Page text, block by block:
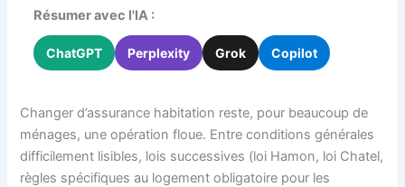
Résumer avec l'IA :
ChatGPT Perplexity Grok Copilot
Changer d’assurance habitation reste, pour beaucoup de
ménages, une opération floue. Entre conditions générales
difficilement lisibles, lois successives (loi Hamon, loi Chatel,
règles spécifiques au logement obligatoire pour les